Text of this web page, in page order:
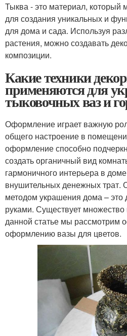
Тыква - это материал, который
для создания уникальных и
для дома и сада. Используя
растения, можно создавать
композиции.
Какие техники
применяются для
тыковочных ваз и
Оформление играет важную
общего настроение в
оформление способно
создать органичный вид
гармоничного интерьера в
внушительных денежных трат.
методом украшения дома – это
руками. Существует
данной статье мы рассмотрим
оформлению вазы для цветов.